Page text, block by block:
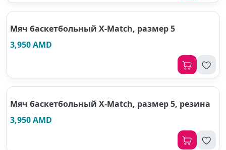
Мяч баскетбольный Х-Маtch, размер 5
3,950 AMD
Мяч баскетбольный Х-Маtch, размер 5, резина
3,950 AMD